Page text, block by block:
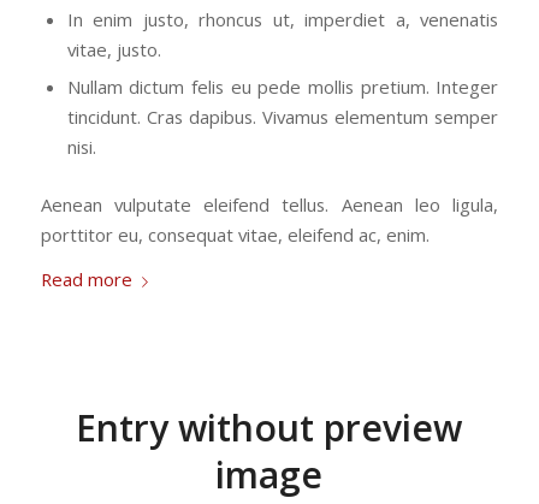
In enim justo, rhoncus ut, imperdiet a, venenatis
vitae, justo.
Nullam dictum felis eu pede mollis pretium. Integer
tincidunt. Cras dapibus. Vivamus elementum semper
nisi.
Aenean vulputate eleifend tellus. Aenean leo ligula,
porttitor eu, consequat vitae, eleifend ac, enim.
Read more
Entry without preview
image